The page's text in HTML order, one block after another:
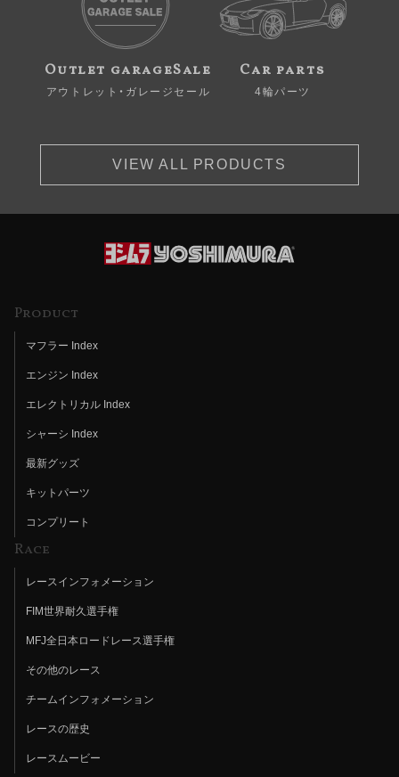
Outlet garageSale
アウトレット・ガレージセール
Car parts
4輪パーツ
VIEW ALL PRODUCTS
Product
マフラー Index
エンジン Index
エレクトリカル Index
シャーシ Index
最新グッズ
キットパーツ
コンプリート
Race
レースインフォメーション
FIM世界耐久選手権
MFJ全日本ロードレース選手権
その他のレース
チームインフォメーション
レースの歴史
レースムービー